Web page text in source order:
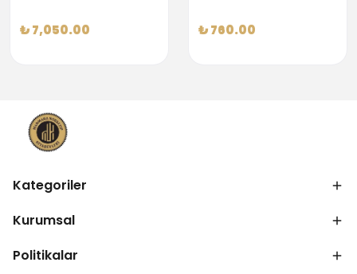
₺ 7,050.00 ₺ 760.00
Kategoriler
Kurumsal
Politikalar